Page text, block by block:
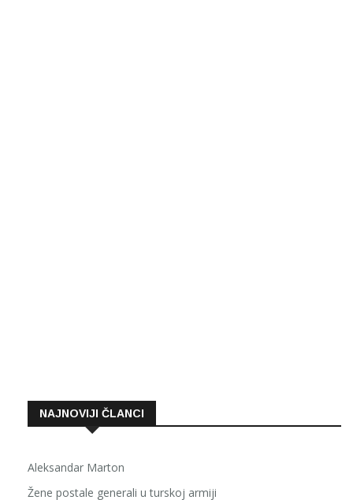
NAJNOVIJI ČLANCI
Aleksandar Marton
Žene postale generali u turskoj armiji